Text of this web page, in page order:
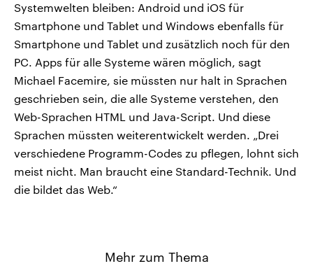
Systemwelten bleiben: Android und iOS für
Smartphone und Tablet und Windows ebenfalls für
Smartphone und Tablet und zusätzlich noch für den
PC. Apps für alle Systeme wären möglich, sagt
Michael Facemire, sie müssten nur halt in Sprachen
geschrieben sein, die alle Systeme verstehen, den
Web-Sprachen HTML und Java-Script. Und diese
Sprachen müssten weiterentwickelt werden. „Drei
verschiedene Programm-Codes zu pflegen, lohnt sich
meist nicht. Man braucht eine Standard-Technik. Und
die bildet das Web.“
Mehr zum Thema